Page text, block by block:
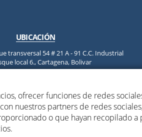
UBICACIÓN
transversal 54 # 21 A - 91 C.C. Industrial
local 6., Cartagena, Bolivar
y Política de privacidad
ofrecer funciones de redes
nuestros partners de redes
o que hayan recopilado a